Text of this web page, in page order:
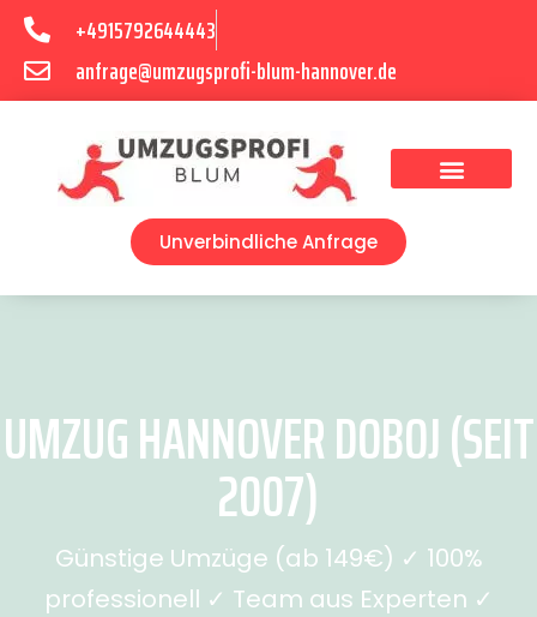
+4915792644443
anfrage@umzugsprofi-blum-hannover.de
Unverbindliche Anfrage
UMZUG HANNOVER DOBOJ (SEIT
2007)
Günstige Umzüge (ab 149€) ✓ 100%
professionell ✓ Team aus Experten ✓